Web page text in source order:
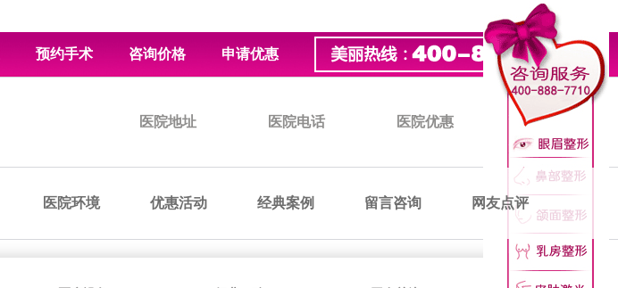
预约手术 咨询价格 申请优惠
医院地址 医院电话 医院优惠 医院价格
医院环境 优惠活动 经典案例 留言咨询 网友点评